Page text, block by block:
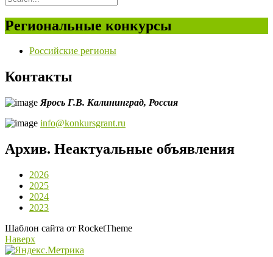
Региональные конкурсы
Российские регионы
Контакты
Ярось Г.В. Калининград, Россия
info@konkursgrant.ru
Архив. Неактуальные объявления
2026
2025
2024
2023
Шаблон сайта от RocketTheme
Наверх